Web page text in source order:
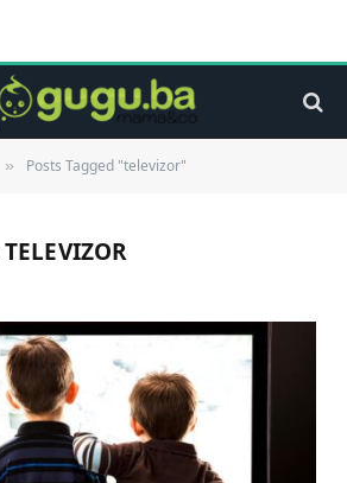
» Posts Tagged "televizor"
TELEVIZOR